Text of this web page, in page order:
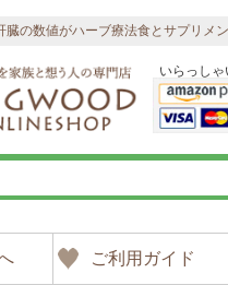
の数値がハーブ療法食とサプリメ
いらっし
ご利用ガイド